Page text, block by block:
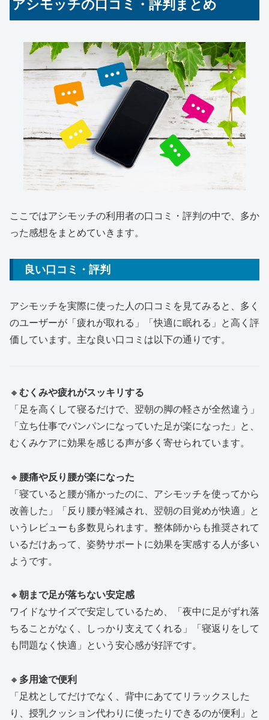
アシモッチの口コミ・評判まとめ
ここではアシモッチの利用者の口コミ・評判の中で、多か
った感想をまとめていきます。
良い口コミ・評判
アシモッチを実際に使った人の口コミを見てみると、多く
のユーザーが「疲れが取れる」「快適に眠れる」と高く評
価しています。主な良い口コミは以下の通りです。
🔸 むくみや疲れがスッキリする
「足を高くして寝るだけで、翌朝の脚の軽さが全然違う」
「立ち仕事でパンパンになっていた足が楽になった」と、
むくみケアに効果を感じる声が多く寄せられています。
🔸 腰痛や反り腰が楽になった
「寝ていると腰が痛かったのに、アシモッチを使ってから
改善した」「反り腰が軽減され、翌朝の目覚めが快適」と
いうレビューも多数見られます。整体師からも推奨されて
いるだけあって、姿勢サポートに効果を実感する人が多い
ようです。
🔸 朝まで足が落ちない安定感
ワイドなサイズで安定しているため、「夜中に足がずれ落
ちることがなく、しっかり支えてくれる」「寝返りをして
も問題なく快適」という安心感が好評です。
🔸 多用途で便利
「足枕としてだけでなく、背中にあててリラックスした
り、授乳クッション代わりに使ったりできるのが便利」と